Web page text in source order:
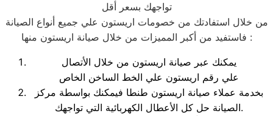
تواجهك بسعر أقل
من خلال استفادتك من خصومات اريستون علي جميع أنواع الصيانة
فاستفيد من أكبر المميزات من خلال صيانة اريستون منها :
يمكنك عبر صيانة اريستون من خلال الأتصال
علي رقم اريستون علي الخط الساخن الخاص
بخدمة عملاء صيانة اريستون طنطا فيمكنك بواسطة مركز
الصيانة حل كل الأعطال الكهربائية التي تواجهك.